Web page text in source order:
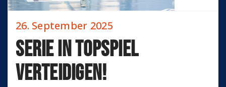
Serie in Topspiel
verteidigen!
26. September 2025